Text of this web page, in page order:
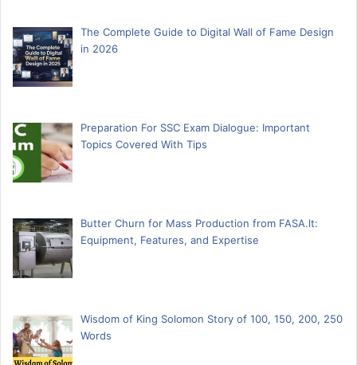
The Complete Guide to Digital Wall of Fame Design
in 2026
Preparation For SSC Exam Dialogue: Important
Topics Covered With Tips
Butter Churn for Mass Production from FASA.lt:
Equipment, Features, and Expertise
Wisdom of King Solomon Story of 100, 150, 200, 250
Words